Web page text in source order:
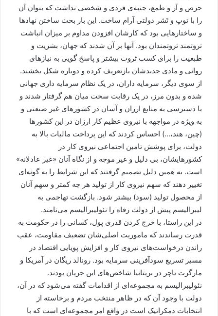
حرص و آز و طمع، جنبه‌ی فردی و شخصی نداشت که بتوان آن
را با توپ و تَشر دولتی آرام ساخت. این بار بحث ساختن نهادها
و ساختارهایی بود که کارشان افزودن مداوم بر میزان انباشت
ثروتمند ثروتمندان بود. آنها بر آن شدند که جهان، بشریت و
طبعیت را برای کسب ثروت بیشتر و پاسخ گویی به نیازهای
روانی و مادی جدیدشان بازتعریف کرده و دوباره شکل بخشند.
از سوی دیگر، سرمایه داران، در یک نظام سرمایه داری جهانی
شده و بدون مرز، در یک رقابت سخت میان هم گرفتار شدند و
با دسترسی به منابع ارزان و آسان در کشورهای غیر صنعتی و
به ویژه در مواجهه با نیروی عظیم کار ارزان در این کشورها
(چین، هند،…) احساس کردند که این پرداخت مالیات بالا به
دولت، برای پوشش تامین اجتماعی نیروی کار در
کشورهایشان، بی دلیل و غیر موجه و از نگاه آنان «غیر عادلانه»
است. به همین دلیل تصمیم گرفتند که این شرایط را به گونه‌ای
تغییر دهند که سهم نیروی کار از تولید هر چه کمتر و سهم آنان
از محصول تولید (سود) بیشتر شود. بازگشت تهاجمی به
لیبرالیسم پیش از دولت رفاه را نئولیبرالیسم می‌نامند.
در این راستا، با خرج کردن قدری پول، کسانی را در حکومت به
قدرت رساندند که ماموریت اصلی‌شان تضعیف مقاومت، عقب
راندن درخواست‌های نیروی کار و افزایش پویایی اقتصاد در
مسیر تسریع سودآفرینی سرمایه بود. رونالد ریگان در آمریکا و
مارگرت تاچر در بریتانیا شاخص‌های این جریان بودند.
نئولیبرالیسم به مجموعه‌ای از اقدامات گفته می‌شود که در آن،
دولت با وجود آن که در ظاهر منتخب مردم و برخاسته از
انتخابات دمکراتیک است در واقع امر مجموعه‌ای است که با